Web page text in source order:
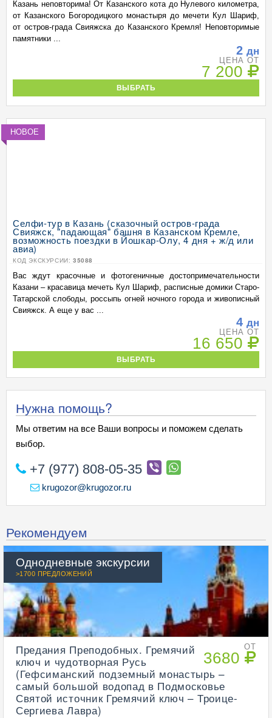
Казань неповторима! От Казанского кота до Нулевого километра,
от Казанского Богородицкого монастыря до мечети Кул Шариф,
от остров-града Свияжска до Казанского Кремля! Неповторимые
памятники ...
2 дн
ЦЕНА ОТ
7 200
ВЫБРАТЬ
НОВОЕ
Селфи-тур в Казань (сказочный остров-града
Свияжск, "падающая" башня в Казанском Кремле,
возможность поездки в Йошкар-Олу, 4 дня + ж/д или
авиа)
КОД ЭКСКУРСИИ: 35088
Вас ждут красочные и фотогеничные достопримечательности
Казани – красавица мечеть Кул Шариф, расписные домики Старо-
Татарской слободы, россыпь огней ночного города и живописный
Свияжск. А еще у вас ...
4 дн
ЦЕНА ОТ
16 650
ВЫБРАТЬ
Нужна помощь?
Мы ответим на все Ваши вопросы и поможем сделать
выбор.
+7 (977) 808-05-35
krugozor@krugozor.ru
Рекомендуем
Однодневные экскурсии
>1700 ПРЕДЛОЖЕНИЙ
ОТ
3680
Предания Преподобных. Гремячий
ключ и чудотворная Русь
(Гефсиманский подземный монастырь –
самый большой водопад в Подмосковье
Святой источник Гремячий ключ – Троице-
Сергиева Лавра)